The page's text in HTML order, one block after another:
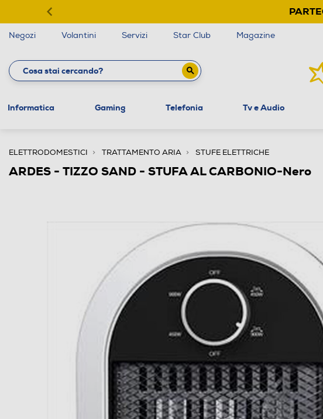
Negozi Volantini Servizi Star Club Magazine
Informatica Gaming Telefonia Tv e Audio
ELETTRODOMESTICI TRATTAMENTO ARIA STUFE ELETTRICHE
ARDES - TIZZO SAND - STUFA AL CARBONIO-Nero